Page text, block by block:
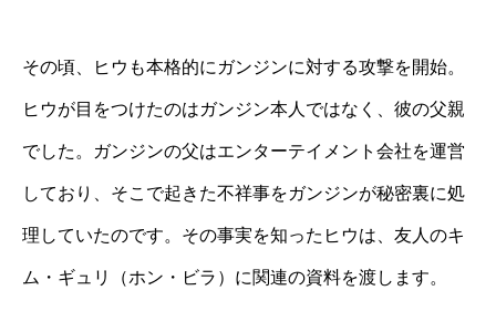
その頃、ヒウも本格的にガンジンに対する攻撃を開始。
ヒウが目をつけたのはガンジン本人ではなく、彼の父親
でした。ガンジンの父はエンターテイメント会社を運営
しており、そこで起きた不祥事をガンジンが秘密裏に処
理していたのです。その事実を知ったヒウは、友人のキ
ム・ギュリ（ホン・ビラ）に関連の資料を渡します。